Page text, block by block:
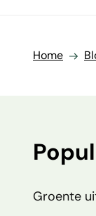
Home
Groente